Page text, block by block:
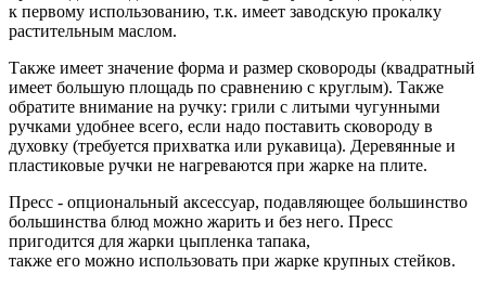
к первому использованию, т.к. имеет заводскую прокалку
растительным маслом.
Также имеет значение форма и размер сковороды (квадратный
имеет большую площадь по сравнению с круглым). Также
обратите внимание на ручку: грили с литыми чугунными
ручками удобнее всего, если надо поставить сковороду в
духовку (требуется прихватка или рукавица). Деревянные и
пластиковые ручки не нагреваются при жарке на плите.
Пресс - опциональный аксессуар, подавляющее большинство
большинства блюд можно жарить и без него. Пресс
пригодится для жарки цыпленка тапака,
также его можно использовать при жарке крупных стейков.